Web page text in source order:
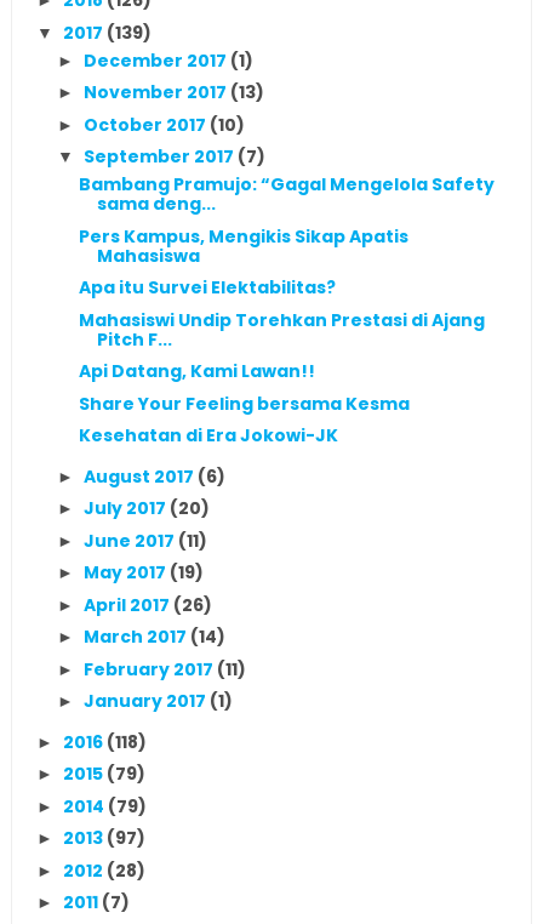
▼ 2017 (139)
► December 2017 (1)
► November 2017 (13)
► October 2017 (10)
▼ September 2017 (7)
Bambang Pramujo: “Gagal Mengelola Safety
sama deng...
Pers Kampus, Mengikis Sikap Apatis
Mahasiswa
Apa itu Survei Elektabilitas?
Mahasiswi Undip Torehkan Prestasi di Ajang
Pitch F...
Api Datang, Kami Lawan!!
Share Your Feeling bersama Kesma
Kesehatan di Era Jokowi-JK
► August 2017 (6)
► July 2017 (20)
► June 2017 (11)
► May 2017 (19)
► April 2017 (26)
► March 2017 (14)
► February 2017 (11)
► January 2017 (1)
► 2016 (118)
► 2015 (79)
► 2014 (79)
► 2013 (97)
► 2012 (28)
► 2011 (7)